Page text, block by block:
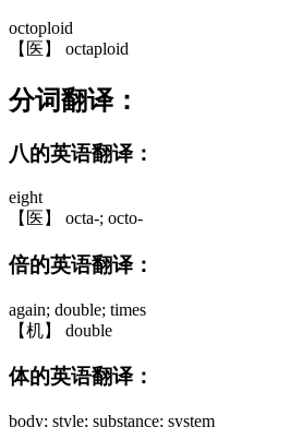
octoploid
【医】 octaploid
分词翻译：
八的英语翻译：
eight
【医】 octa-; octo-
倍的英语翻译：
again; double; times
【机】 double
体的英语翻译：
body; style; substance; system